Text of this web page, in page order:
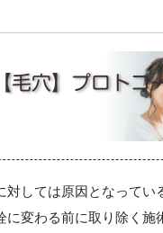
毛穴】プロトコ
対しては原因となってい
に変わる前に取り除く施